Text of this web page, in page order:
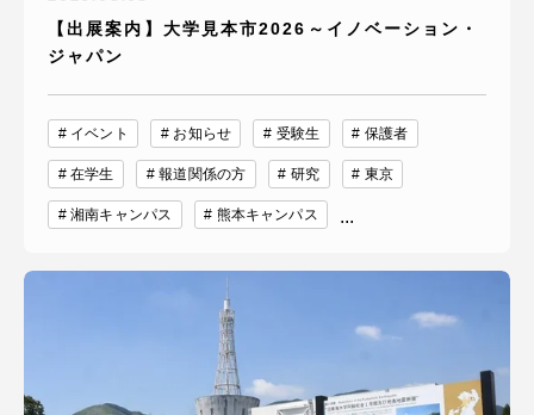
【出展案内】大学見本市2026～イノベーション・
ジャパン
イベント お知らせ 受験生 保護者
在学生 報道関係の方 研究 東京
湘南キャンパス 熊本キャンパス ...